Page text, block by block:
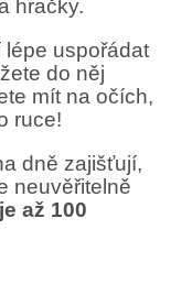
hračky.
lépe uspořádat
do něj
mít na očích,
ruce!
dně zajišťují,
neuvěřitelně
až 100